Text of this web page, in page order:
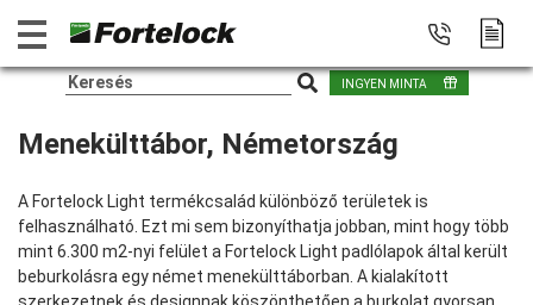
INGYEN MINTA
Menekülttábor, Németország
A Fortelock Light termékcsalád különböző területek is
felhasználható. Ezt mi sem bizonyíthatja jobban, mint hogy több
mint 6.300 m2-nyi felület a Fortelock Light padlólapok által került
beburkolásra egy német menekülttáborban. A kialakított
szerkezetnek és designnak köszönthetően a burkolat gyorsan